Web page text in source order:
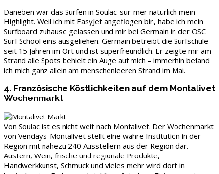
Daneben war das Surfen in Soulac-sur-mer natürlich mein
Highlight. Weil ich mit EasyJet angeflogen bin, habe ich mein
Surfboard zuhause gelassen und mir bei Germain in der OSC
Surf School eins ausgeliehen. Germain betreibt die Surfschule
seit 15 Jahren im Ort und ist superfreundlich. Er zeigte mir am
Strand alle Spots behielt ein Auge auf mich – immerhin befand
ich mich ganz allein am menschenleeren Strand im Mai.
4. Französische Köstlichkeiten auf dem Montalivet
Wochenmarkt
Von Soulac ist es nicht weit nach Montalivet. Der Wochenmarkt
von Vendays-Montalivet stellt eine wahre Institution in der
Region mit nahezu 240 Ausstellern aus der Region dar.
Austern, Wein, frische und regionale Produkte,
Handwerkkunst, Schmuck und vieles mehr wird dort in